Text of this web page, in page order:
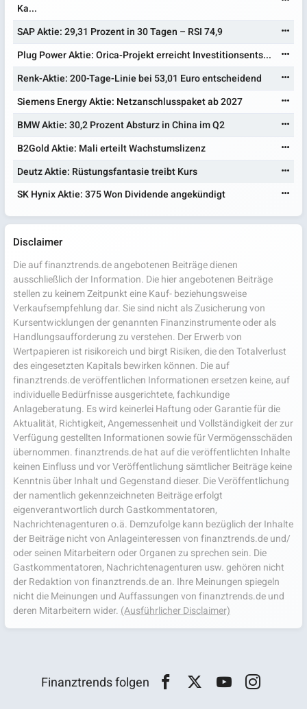
Ka...
SAP Aktie: 29,31 Prozent in 30 Tagen – RSI 74,9
Plug Power Aktie: Orica-Projekt erreicht Investitionsents...
Renk-Aktie: 200-Tage-Linie bei 53,01 Euro entscheidend
Siemens Energy Aktie: Netzanschlusspaket ab 2027
BMW Aktie: 30,2 Prozent Absturz in China im Q2
B2Gold Aktie: Mali erteilt Wachstumslizenz
Deutz Aktie: Rüstungsfantasie treibt Kurs
SK Hynix Aktie: 375 Won Dividende angekündigt
Disclaimer
Die auf finanztrends.de angebotenen Beiträge dienen
ausschließlich der Information. Die hier angebotenen Beiträge
stellen zu keinem Zeitpunkt eine Kauf- beziehungsweise
Verkaufsempfehlung dar. Sie sind nicht als Zusicherung von
Kursentwicklungen der genannten Finanzinstrumente oder als
Handlungsaufforderung zu verstehen. Der Erwerb von
Wertpapieren ist risikoreich und birgt Risiken, die den Totalverlust
des eingesetzten Kapitals bewirken können. Die auf
finanztrends.de veröffentlichen Informationen ersetzen keine, auf
individuelle Bedürfnisse ausgerichtete, fachkundige
Anlageberatung. Es wird keinerlei Haftung oder Garantie für die
Aktualität, Richtigkeit, Angemessenheit und Vollständigkeit der zur
Verfügung gestellten Informationen sowie für Vermögensschäden
übernommen. finanztrends.de hat auf die veröffentlichten Inhalte
keinen Einfluss und vor Veröffentlichung sämtlicher Beiträge keine
Kenntnis über Inhalt und Gegenstand dieser. Die Veröffentlichung
der namentlich gekennzeichneten Beiträge erfolgt
eigenverantwortlich durch Gastkommentatoren,
Nachrichtenagenturen o.ä. Demzufolge kann bezüglich der Inhalte
der Beiträge nicht von Anlageinteressen von finanztrends.de und/
oder seinen Mitarbeitern oder Organen zu sprechen sein. Die
Gastkommentatoren, Nachrichtenagenturen usw. gehören nicht
der Redaktion von finanztrends.de an. Ihre Meinungen spiegeln
nicht die Meinungen und Auffassungen von finanztrends.de und
deren Mitarbeitern wider. (Ausführlicher Disclaimer)
Finanztrends folgen